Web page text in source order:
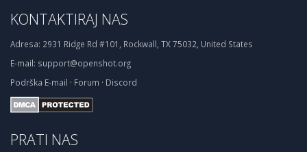
KONTAKTIRAJ NAS
Adresa: 2931 Ridge Rd #101, Rockwall, TX 75032, United States
E-mail: support@openshot.org
Podrška E-mail · Forum · Discord
PRATI NAS